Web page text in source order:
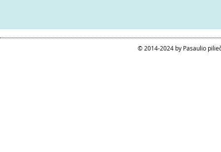
© 2014-2024 by Pasaulio